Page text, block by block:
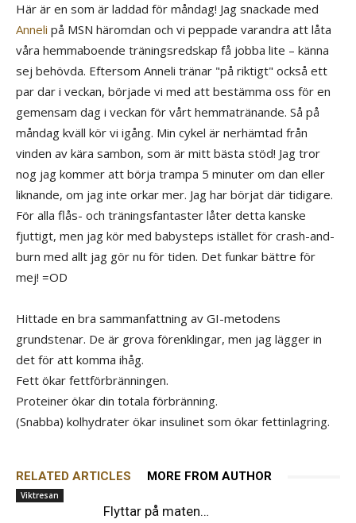
Här är en som är laddad för måndag! Jag snackade med
Anneli på MSN häromdan och vi peppade varandra att låta
våra hemmaboende träningsredskap få jobba lite – känna
sej behövda. Eftersom Anneli tränar "på riktigt" också ett
par dar i veckan, började vi med att bestämma oss för en
gemensam dag i veckan för vårt hemmatränande. Så på
måndag kväll kör vi igång. Min cykel är nerhämtad från
vinden av kära sambon, som är mitt bästa stöd! Jag tror
nog jag kommer att börja trampa 5 minuter om dan eller
liknande, om jag inte orkar mer. Jag har börjat där tidigare.
För alla flås- och träningsfantaster låter detta kanske
fjuttigt, men jag kör med babysteps istället för crash-and-
burn med allt jag gör nu för tiden. Det funkar bättre för
mej! =OD
Hittade en bra sammanfattning av GI-metodens
grundstenar. De är grova förenklingar, men jag lägger in
det för att komma ihåg.
Fett ökar fettförbränningen.
Proteiner ökar din totala förbränning.
(Snabba) kolhydrater ökar insulinet som ökar fettinlagring.
RELATED ARTICLES MORE FROM AUTHOR
Viktresan
Flyttar på maten…